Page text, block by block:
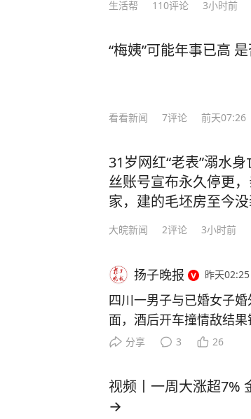
生活帮 110评论 3小时前
“梅姨”可能年事已高
看看新闻 7评论 前天07:26
31岁网红“老表”溺水
丝账号宣布永久停更
家，建的毛坯房至今
大皖新闻 2评论 3小时前
扬子晚报 昨天02:25
四川一男子与已婚女子
面，酒后开车撞情敌结
刑十三年 四川兴文县午
名）主动向警方投案，
然而，民警仔细查看现
分享 3 26
视频丨一周大涨超7%
→